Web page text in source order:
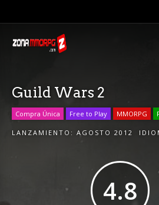
Guild Wars 2
Compra Única Free to Play MMORPG
LANZAMIENTO: AGOSTO 2012
4.8